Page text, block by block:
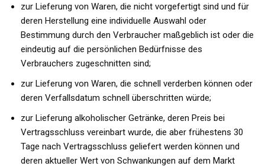
zur Lieferung von Waren, die nicht vorgefertigt sind und für
deren Herstellung eine individuelle Auswahl oder
Bestimmung durch den Verbraucher maßgeblich ist oder die
eindeutig auf die persönlichen Bedürfnisse des
Verbrauchers zugeschnitten sind;
zur Lieferung von Waren, die schnell verderben können oder
deren Verfallsdatum schnell überschritten würde;
zur Lieferung alkoholischer Getränke, deren Preis bei
Vertragsschluss vereinbart wurde, die aber frühestens 30
Tage nach Vertragsschluss geliefert werden können und
deren aktueller Wert von Schwankungen auf dem Markt